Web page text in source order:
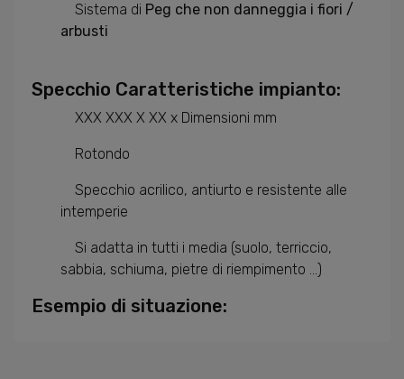
Sistema di Peg che non danneggia i fiori /
arbusti
Specchio Caratteristiche impianto:
XXX XXX X XX x Dimensioni mm
Rotondo
Specchio acrilico, antiurto e resistente alle
intemperie
Si adatta in tutti i media (suolo, terriccio,
sabbia, schiuma, pietre di riempimento ...)
Esempio di situazione: